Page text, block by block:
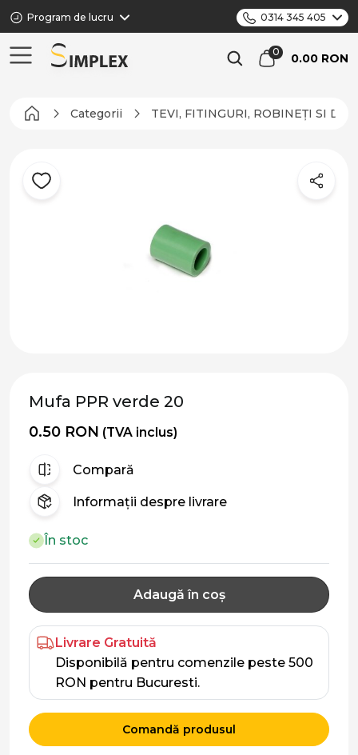
Program de lucru 0314 345 405
0.00 RON
Categorii TEVI, FITINGURI, ROBINEȚI SI
Mufa PPR verde 20
0.50 RON (TVA inclus)
Compară
Informații despre livrare
În stoc
Adaugă în coș
Livrare Gratuită
Disponibilă pentru comenzile peste 500
RON pentru Bucuresti.
Comandă produsul